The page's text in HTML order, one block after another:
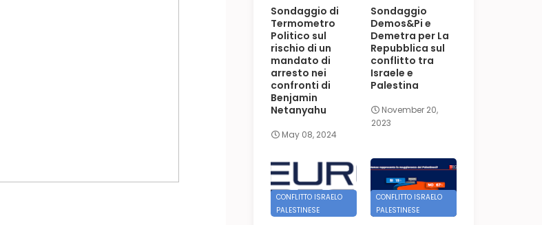
Sondaggio di
Termometro
Politico sul
rischio di un
mandato di
arresto nei
confronti di
Benjamin
Netanyahu
May 08, 2024
Sondaggio
Demos&Pi e
Demetra per La
Repubblica sul
conflitto tra
Israele e
Palestina
November 20,
2023
CONFLITTO ISRAELO
PALESTINESE
CONFLITTO ISRAELO
PALESTINESE